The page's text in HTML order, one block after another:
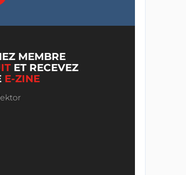
MEMBRE
ET RECEVEZ
E-ZINE